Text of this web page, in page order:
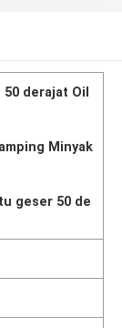
derajat Oil
Minyak
geser 50 de